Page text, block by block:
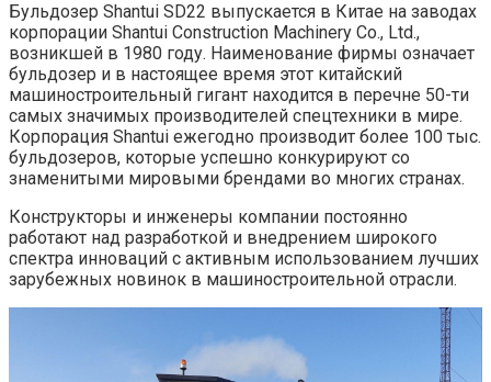
Бульдозер Shantui SD22 выпускается в Китае на заводах
корпорации Shantui Construction Machinery Co., Ltd.,
возникшей в 1980 году. Наименование фирмы означает
бульдозер и в настоящее время этот китайский
машиностроительный гигант находится в перечне 50-ти
самых значимых производителей спецтехники в мире.
Корпорация Shantui ежегодно производит более 100 тыс.
бульдозеров, которые успешно конкурируют со
знаменитыми мировыми брендами во многих странах.
Конструкторы и инженеры компании постоянно
работают над разработкой и внедрением широкого
спектра инноваций с активным использованием лучших
зарубежных новинок в машиностроительной отрасли.